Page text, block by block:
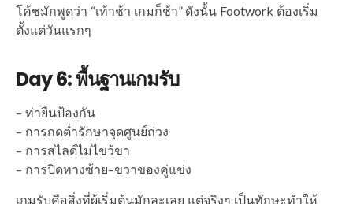
โค้ชมักพูดว่า “เท้าช้า เกมก็ช้า” ดังนั้น Footwork ต้องเริ่ม
ตั้งแต่วันแรกๆ
Day 6: พื้นฐานเกมรับ
– ท่ายืนป้องกัน
– การกดต่ำรักษาจุดศูนย์ถ่วง
– การสไลด์ไม่ไขว้ขา
– การปิดทางซ้าย–ขวาของคู่แข่ง
เกมรับคือสิ่งที่ผู้เริ่มต้นมักละเลย แต่จริงๆ เป็นทักษะทำให้